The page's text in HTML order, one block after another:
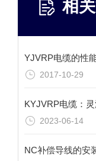
相
YJVRP电缆的性
2017-10-29
KYJVRP电缆：
2023-06-14
NC补偿导线的安